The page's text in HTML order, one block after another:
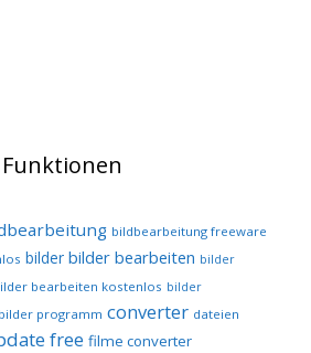
bildbearbeitung freeware
bilder bilder bearbeiten bilder
bearbeiten kostenlos bilder
bilder programm converter dateien
free filme converter